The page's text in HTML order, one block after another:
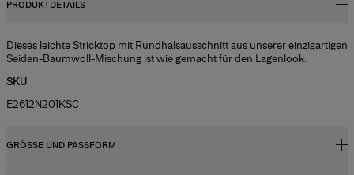
PRODUKTDETAILS
Dieses leichte Stricktop mit Rundhalsausschnitt aus unserer einzigartigen
Seiden-Baumwoll-Mischung ist wie gemacht für den Lagenlook.
SKU
E2612N201KSC
GRÖSSE UND PASSFORM